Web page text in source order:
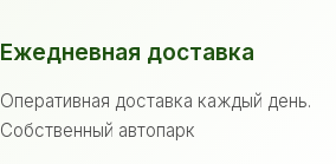
Ежедневная доставка
Оперативная доставка каждый день.
Собственный автопарк